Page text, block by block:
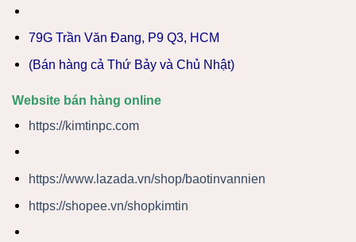
79G Trần Văn Đang, P9 Q3, HCM
(Bán hàng cả Thứ Bảy và Chủ Nhật)
Website bán hàng online
https://kimtinpc.com
https://www.lazada.vn/shop/baotinvannien
https://shopee.vn/shopkimtin